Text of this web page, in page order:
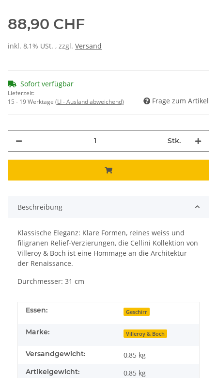
88,90 CHF
inkl. 8,1% USt. , zzgl. Versand
Sofort verfügbar
Lieferzeit:
15 - 19 Werktage (LI - Ausland abweichend) Frage zum Artikel
Stk.
Beschreibung
Klassische Eleganz: Klare Formen, reines weiss und
filigranen Relief-Verzierungen, die Cellini Kollektion von
Villeroy & Boch ist eine Hommage an die Architektur
der Renaissance.
Durchmesser: 31 cm
Essen: Geschirr
Marke: Villeroy & Boch
Versandgewicht: 0,85 kg
Artikelgewicht: 0,85 kg